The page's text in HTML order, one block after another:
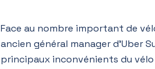
Face au nombre important de
ancien général manager d’Uber
principaux inconvénients du